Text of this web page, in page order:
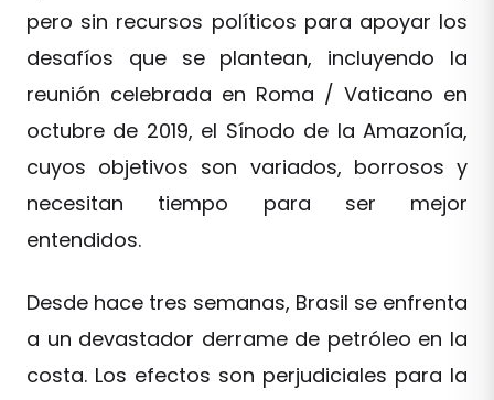
pero sin recursos políticos para apoyar los
desafíos que se plantean, incluyendo la
reunión celebrada en Roma / Vaticano en
octubre de 2019, el Sínodo de la Amazonía,
cuyos objetivos son variados, borrosos y
necesitan tiempo para ser mejor
entendidos.
Desde hace tres semanas, Brasil se enfrenta
a un devastador derrame de petróleo en la
costa. Los efectos son perjudiciales para la